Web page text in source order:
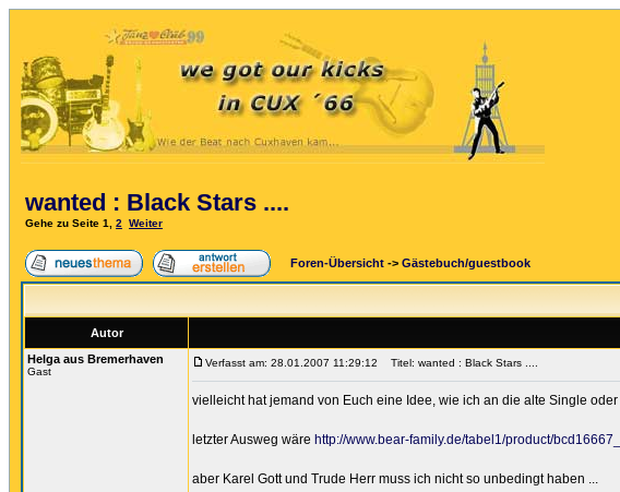
wanted : Black Stars ....
Gehe zu Seite 1 2 Weiter
Foren-Übersicht -> Gästebuch/guestbook
Autor
Helga aus Bremerhaven
Gast
Verfasst am: 28.01.2007 11:29:12 Titel: wanted : Black Stars ....
vielleicht hat jemand von Euch eine Idee, wie ich an die alte Single
letzter Ausweg wäre http://www.bear-family.de/tabel1/product/
aber Karel Gott und Trude Herr muss ich nicht so unbedingt haben ...